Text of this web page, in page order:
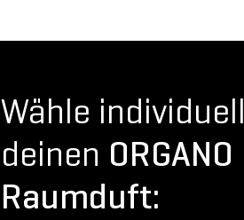
Wähle individuell
deinen ORGANO
Raumduft: